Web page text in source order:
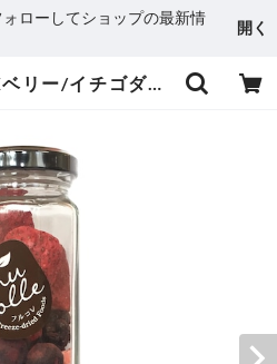
ォローしてショップの最新情
開く
八角瓶 MIXベリー/イチゴダイス | FruColle（フルコレ）オンラインストア